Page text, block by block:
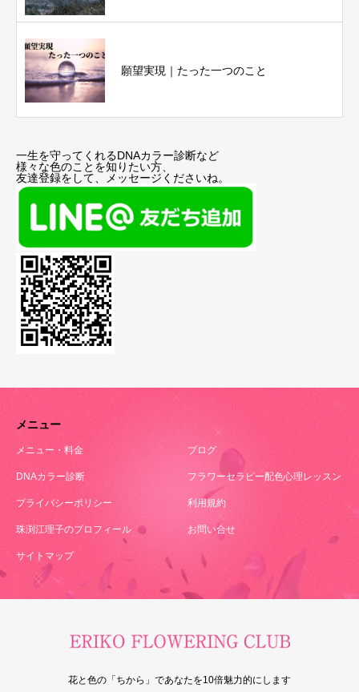
願望実現｜たった一つのこと
一生を守ってくれるDNAカラー診断など
様々な色のことを知りたい方、
友達登録をして、メッセージくださいね。
メニュー
メニュー・料金 ブログ
DNAカラー診断 フラワーセラピー配色心理レッスン
プライバシーポリシー 利用規約
珠渕江理子のプロフィール お問い合せ
サイトマップ
花と色の「ちから」であなたを10倍魅力的にします